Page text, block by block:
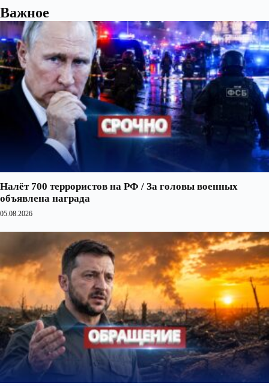
Важное
Налёт 700 террористов на РФ / За головы военных
объявлена награда
05.08.2026